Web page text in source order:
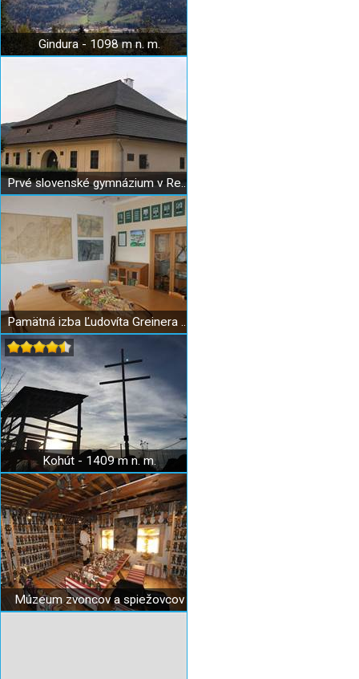
Gindura - 1098 m n. m.
Prvé slovenské gymnázium v Revúcej
Pamätná izba Ľudovíta Greinera v Revúcej
Kohút - 1409 m n. m.
Múzeum zvoncov a spiežovcov